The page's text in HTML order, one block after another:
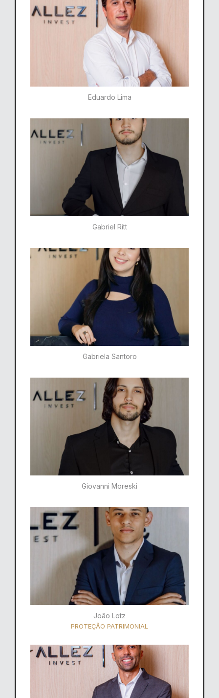
Eduardo Lima
Gabriel Ritt
Gabriela Santoro​
Giovanni Moreski
João Lotz
PROTEÇÃO PATRIMONIAL